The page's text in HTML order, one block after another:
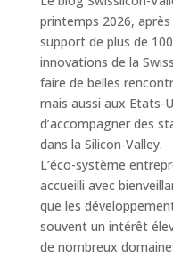
printemps 2026,
support de plus de
innovations de la
faire de belles
mais aussi aux Etats-
d’accompagner des
dans la Silicon-Valley.
L’éco-système
accueilli avec
que les
souvent un intérêt
de nombreux